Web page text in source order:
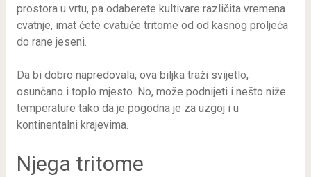
prostora u vrtu, pa odaberete kultivare različita vremena
cvatnje, imat ćete cvatuće tritome od od kasnog proljeća
do rane jeseni.
Da bi dobro napredovala, ova biljka traži svijetlo,
osunčano i toplo mjesto. No, može podnijeti i nešto niže
temperature tako da je pogodna je za uzgoj i u
kontinentalni krajevima.
Njega tritome